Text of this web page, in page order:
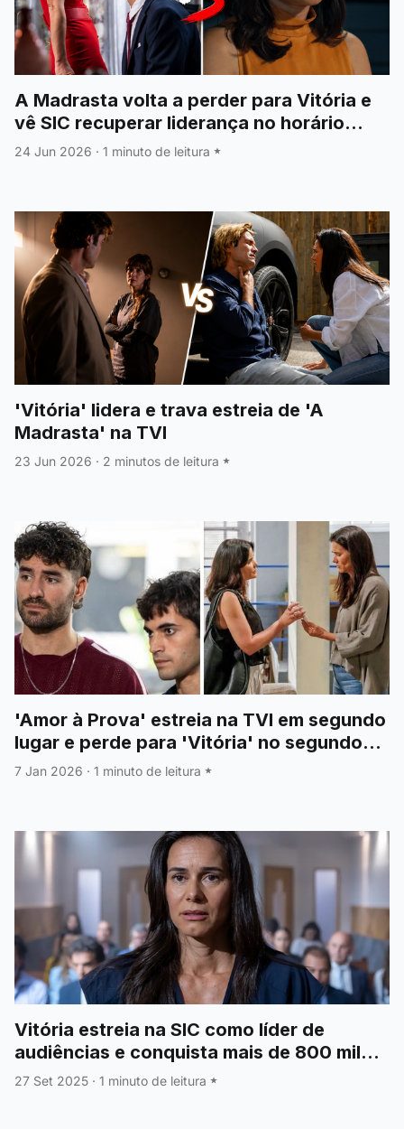
A Madrasta volta a perder para Vitória e
vê SIC recuperar liderança no horário
nobre
24 Jun 2026 · 1 minuto de leitura
'Vitória' lidera e trava estreia de 'A
Madrasta' na TVI
23 Jun 2026 · 2 minutos de leitura
'Amor à Prova' estreia na TVI em segundo
lugar e perde para 'Vitória' no segundo
episódio
7 Jan 2026 · 1 minuto de leitura
Vitória estreia na SIC como líder de
audiências e conquista mais de 800 mil
espectadores
27 Set 2025 · 1 minuto de leitura